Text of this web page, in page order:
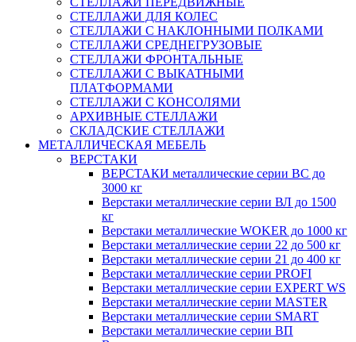
СТЕЛЛАЖИ ДЛЯ КОЛЕС
СТЕЛЛАЖИ С НАКЛОННЫМИ ПОЛКАМИ
СТЕЛЛАЖИ СРЕДНЕГРУЗОВЫЕ
СТЕЛЛАЖИ ФРОНТАЛЬНЫЕ
СТЕЛЛАЖИ С ВЫКАТНЫМИ
ПЛАТФОРМАМИ
СТЕЛЛАЖИ С КОНСОЛЯМИ
АРХИВНЫЕ СТЕЛЛАЖИ
СКЛАДСКИЕ СТЕЛЛАЖИ
МЕТАЛЛИЧЕСКАЯ МЕБЕЛЬ
ВЕРСТАКИ
ВЕРСТАКИ металлические серии ВС до
3000 кг
Верстаки металлические серии ВЛ до 1500
кг
Верстаки металлические WOKER до 1000 кг
Верстаки металлические серии 22 до 500 кг
Верстаки металлические серии 21 до 400 кг
Верстаки металлические серии PROFI
Верстаки металлические серии EXPERT WS
Верстаки металлические серии MASTER
Верстаки металлические серии SMART
Верстаки металлические серии ВП